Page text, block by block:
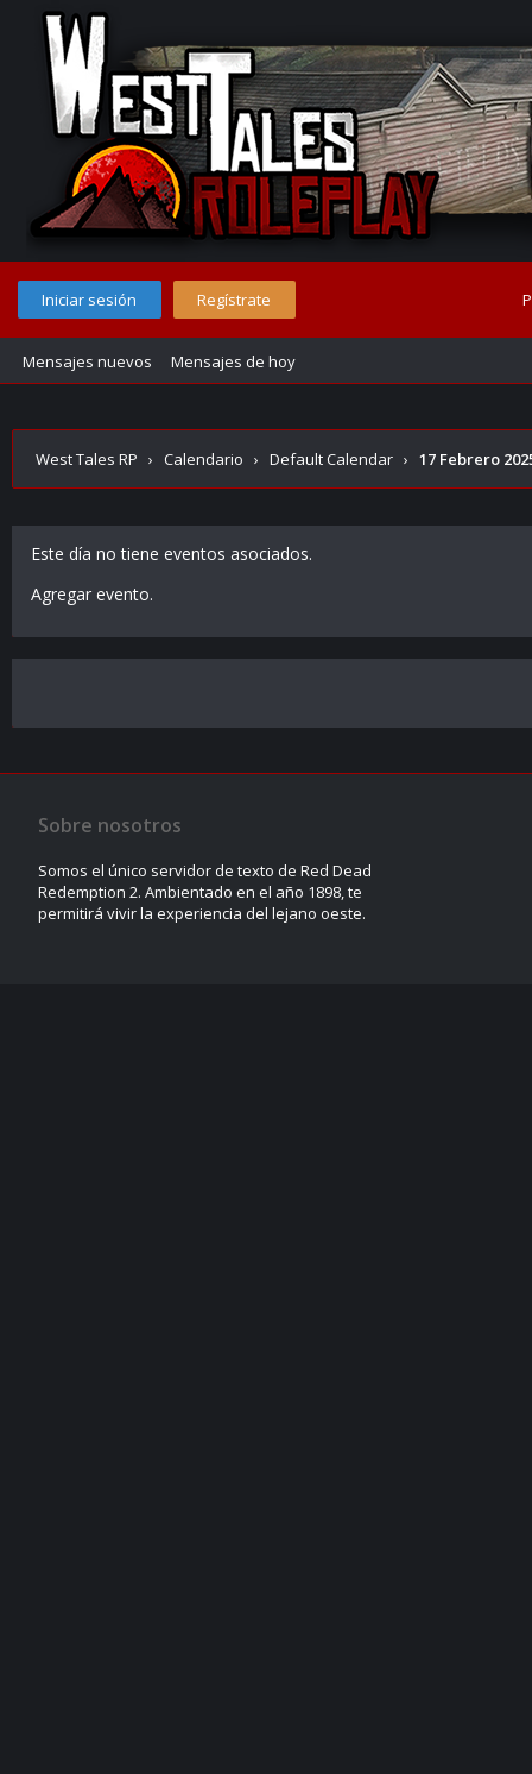
Iniciar sesión Regístrate
Mensajes nuevos Mensajes de hoy
West Tales RP › Calendario › Default Calendar › 17 Febrero
Este día no tiene eventos asociados.
Agregar evento.
Sobre nosotros
Somos el único servidor de texto de Red Dead
Redemption 2. Ambientado en el año 1898, te
permitirá vivir la experiencia del lejano oeste.